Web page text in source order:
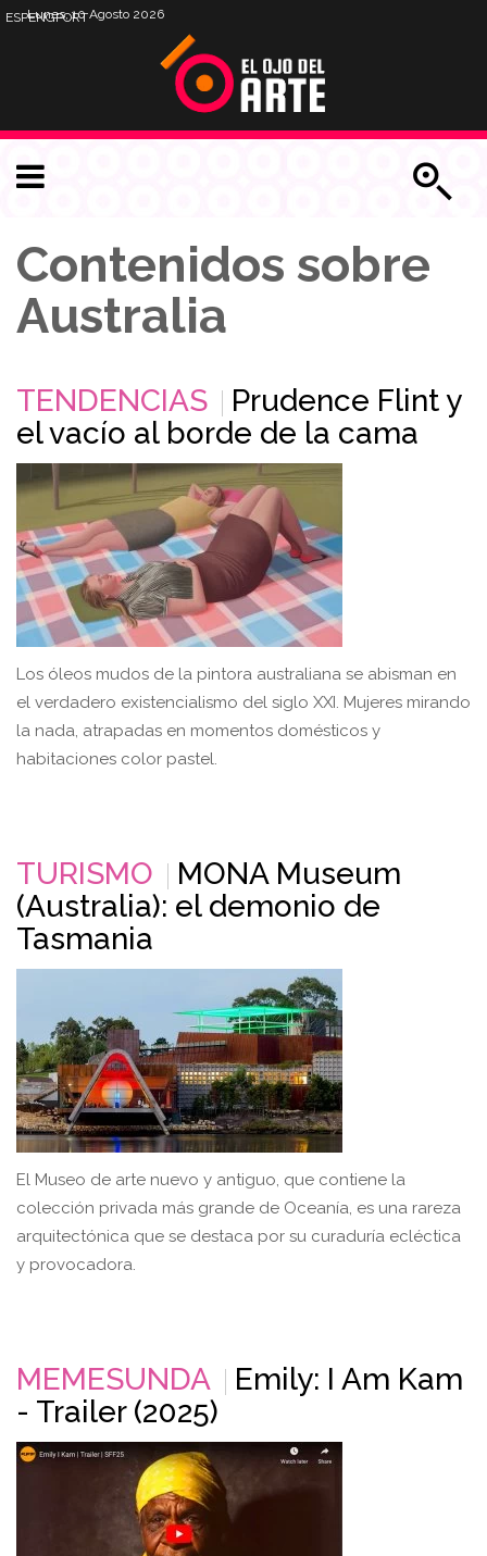
Lunes, 10 Agosto 2026
ESPENGPORT
Contenidos sobre
Australia
TENDENCIAS
Prudence Flint y
el vacío al borde de la cama
Los óleos mudos de la pintora australiana se abisman en
el verdadero existencialismo del siglo XXI. Mujeres mirando
la nada, atrapadas en momentos domésticos y
habitaciones color pastel.
TURISMO
MONA Museum
(Australia): el demonio de
Tasmania
El Museo de arte nuevo y antiguo, que contiene la
colección privada más grande de Oceanía, es una rareza
arquitectónica que se destaca por su curaduría ecléctica
y provocadora.
MEMESUNDA
Emily: I Am Kam
- Trailer (2025)